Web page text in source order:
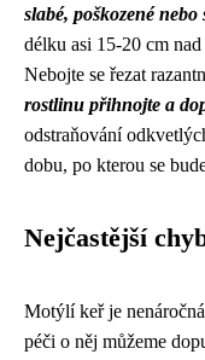
slabé, poškozené nebo
délku asi 15-20 cm
Nebojte se řezat
rostlinu přihnojte a
odstraňování
dobu, po kterou se
Nejčastější
Motýlí keř je
péči o něj můžeme